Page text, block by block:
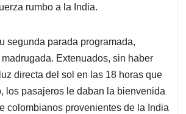
rumbo a la India.
segunda parada programada,
madrugada. Extenuados, sin haber
directa del sol en las 18 horas que
los pasajeros le daban la bienvenida
colombianos provenientes de la India